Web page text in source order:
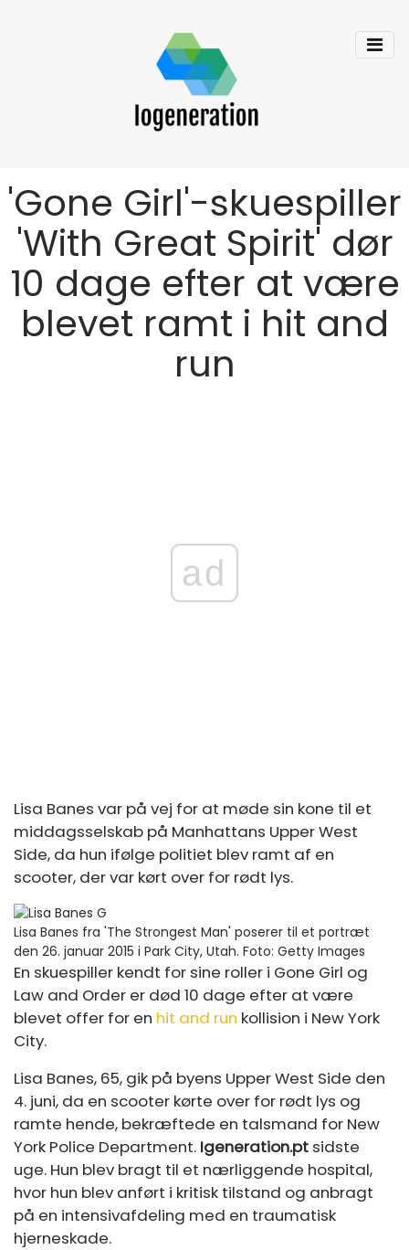
'Gone Girl'-skuespiller
'With Great Spirit' dør
10 dage efter at være
blevet ramt i hit and
run
ad
Lisa Banes var på vej for at møde sin kone til et
middagsselskab på Manhattans Upper West
Side, da hun ifølge politiet blev ramt af en
scooter, der var kørt over for rødt lys.
Lisa Banes fra 'The Strongest Man' poserer til et portræt
den 26. januar 2015 i Park City, Utah. Foto: Getty Images
En skuespiller kendt for sine roller i Gone Girl og
Law and Order er død 10 dage efter at være
blevet offer for en hit and run kollision i New York
City.
Lisa Banes, 65, gik på byens Upper West Side den
4. juni, da en scooter kørte over for rødt lys og
ramte hende, bekræftede en talsmand for New
York Police Department. Igeneration.pt sidste
uge. Hun blev bragt til et nærliggende hospital,
hvor hun blev anført i kritisk tilstand og anbragt
på en intensivafdeling med en traumatisk
hjerneskade.